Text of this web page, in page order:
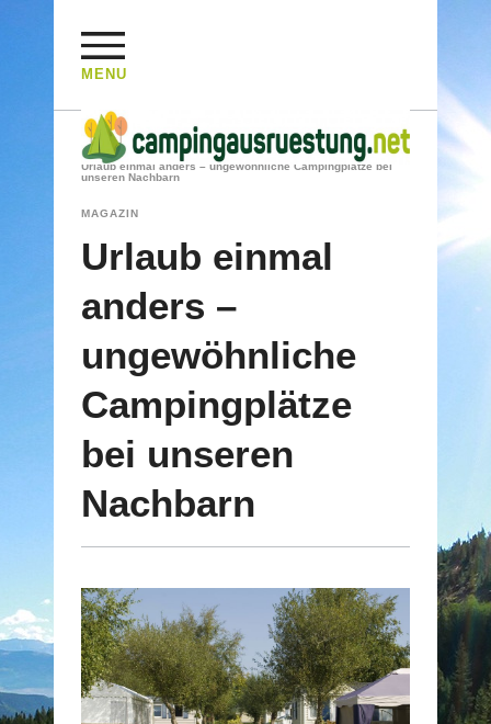
MENU
HOME/ MAGAZIN /
Urlaub einmal anders – ungewöhnliche Campingplätze bei
unseren Nachbarn
MAGAZIN
Urlaub einmal
anders –
ungewöhnliche
Campingplätze
bei unseren
Nachbarn